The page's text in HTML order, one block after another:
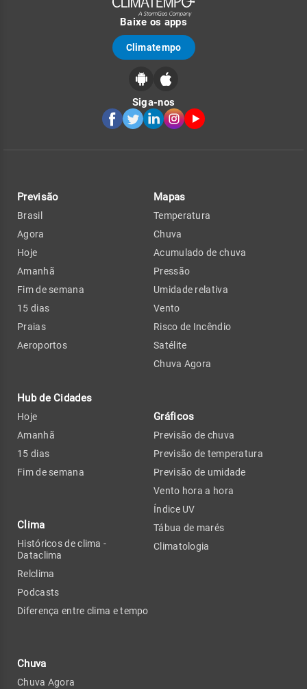
Baixe os apps
Climatempo
Siga-nos
Previsão
Brasil
Agora
Hoje
Amanhã
Fim de semana
15 dias
Praias
Aeroportos
Hub de Cidades
Hoje
Amanhã
15 dias
Fim de semana
Clima
Históricos de clima -
Dataclima
Relclima
Podcasts
Diferença entre clima e tempo
Chuva
Chuva Agora
Mapas
Temperatura
Chuva
Acumulado de chuva
Pressão
Umidade relativa
Vento
Risco de Incêndio
Satélite
Chuva Agora
Gráficos
Previsão de chuva
Previsão de temperatura
Previsão de umidade
Vento hora a hora
Índice UV
Tábua de marés
Climatologia